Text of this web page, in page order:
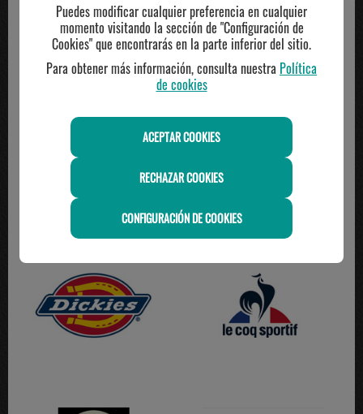
Puedes modificar cualquier preferencia en cualquier
momento visitando la sección de "Configuración de
Cookies" que encontrarás en la parte inferior del sitio.
Para obtener más información, consulta nuestra Política
de cookies
ACEPTAR COOKIES
RECHAZAR COOKIES
CONFIGURACIÓN DE COOKIES